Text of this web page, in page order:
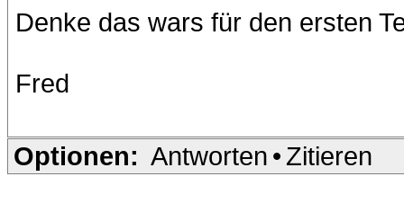
Denke das wars für den ersten
Fred
Optionen: Antworten • Zitieren